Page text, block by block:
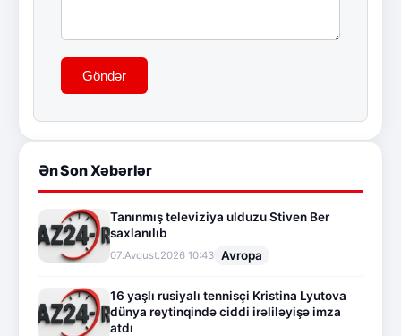
Göndər
Ən Son Xəbərlər
Tanınmış televiziya ulduzu Stiven Ber
saxlanılıb
07.Avqust.2026 10:43 Avropa
16 yaşlı rusiyalı tennisçi Kristina Lyutova
dünya reytinqində ciddi irəliləyişə imza
atdı